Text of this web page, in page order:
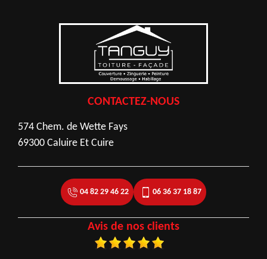
CONTACTEZ-NOUS
574 Chem. de Wette Fays
69300 Caluire Et Cuire
04 82 29 46 22 06 36 37 18 87
Avis de nos clients